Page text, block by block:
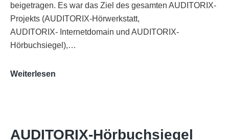
beigetragen. Es war das Ziel des gesamten AUDITORIX-
Projekts (AUDITORIX-Hörwerkstatt,
AUDITORIX- Internetdomain und AUDITORIX-
Hörbuchsiegel),…
Weiterlesen
AUDITORIX-Hörbuchsiegel